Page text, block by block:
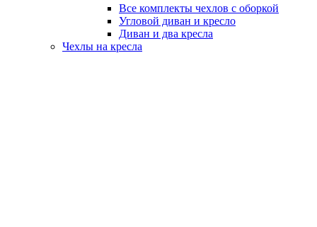
Все комплекты чехлов с оборкой
Угловой диван и кресло
Диван и два кресла
Чехлы на кресла